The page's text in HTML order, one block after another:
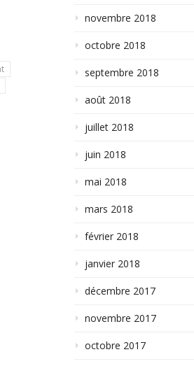
novembre 2018
octobre 2018
septembre 2018
août 2018
juillet 2018
juin 2018
mai 2018
mars 2018
février 2018
janvier 2018
décembre 2017
novembre 2017
octobre 2017